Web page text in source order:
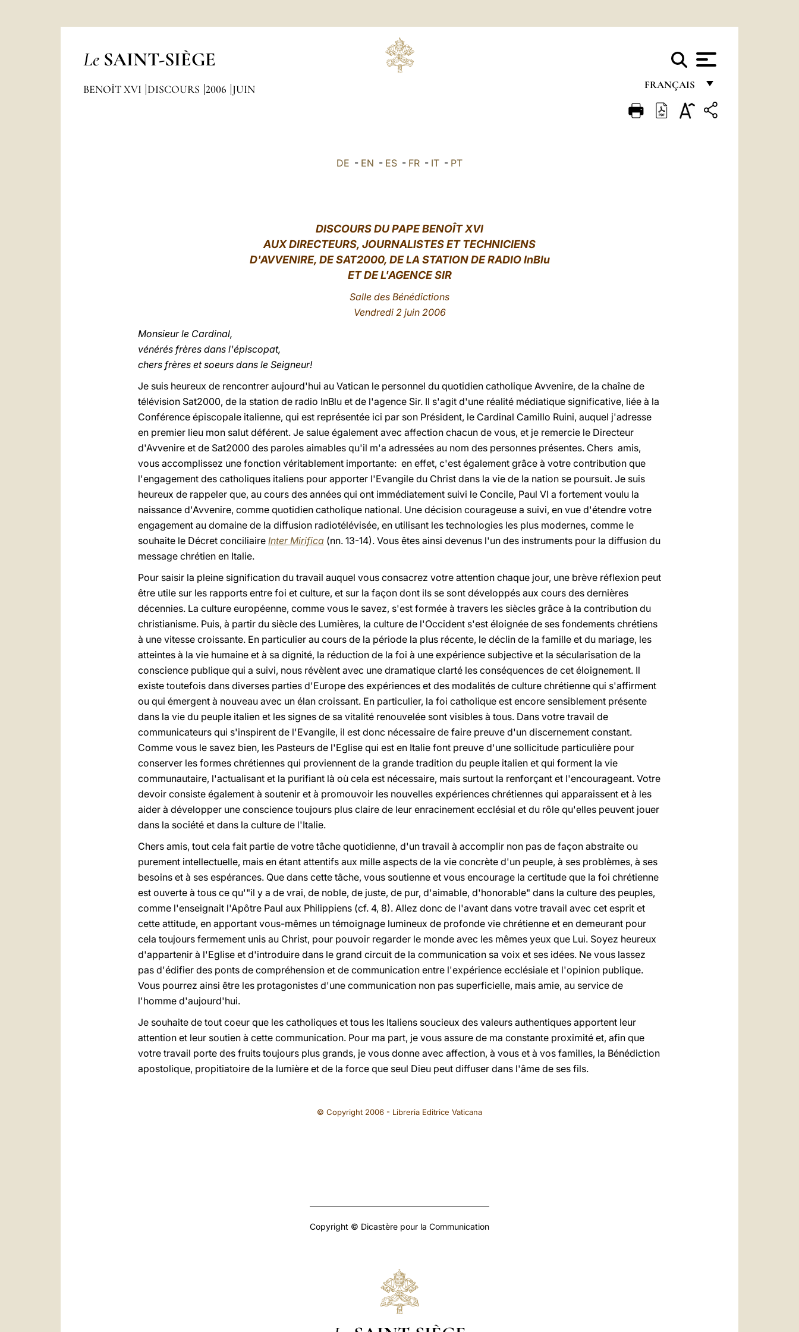
Le SAINT-SIÈGE
FRANÇAIS
FRANÇAIS
BENOÎT XVI DISCOURS 2006 JUIN
DE - EN - ES - FR - IT - PT
DISCOURS DU PAPE BENOÎT XVI
AUX DIRECTEURS, JOURNALISTES ET TECHNICIENS
D'AVVENIRE, DE SAT2000, DE LA STATION DE RADIO InBlu
ET DE L'AGENCE SIR
Salle des Bénédictions
Vendredi 2 juin 2006
Monsieur le Cardinal,
vénérés frères dans l'épiscopat,
chers frères et soeurs dans le Seigneur!
Je suis heureux de rencontrer aujourd'hui au Vatican le personnel du quotidien catholique Avvenire, de la chaîne de
télévision Sat2000, de la station de radio InBlu et de l'agence Sir. Il s'agit d'une réalité médiatique significative, liée à la
Conférence épiscopale italienne, qui est représentée ici par son Président, le Cardinal Camillo Ruini, auquel j'adresse
en premier lieu mon salut déférent. Je salue également avec affection chacun de vous, et je remercie le Directeur
d'Avvenire et de Sat2000 des paroles aimables qu'il m'a adressées au nom des personnes présentes. Chers amis,
vous accomplissez une fonction véritablement importante: en effet, c'est également grâce à votre contribution que
l'engagement des catholiques italiens pour apporter l'Evangile du Christ dans la vie de la nation se poursuit. Je suis
heureux de rappeler que, au cours des années qui ont immédiatement suivi le Concile, Paul VI a fortement voulu la
naissance d'Avvenire, comme quotidien catholique national. Une décision courageuse a suivi, en vue d'étendre votre
engagement au domaine de la diffusion radiotélévisée, en utilisant les technologies les plus modernes, comme le
souhaite le Décret conciliaire Inter Mirifica (nn. 13-14). Vous êtes ainsi devenus l'un des instruments pour la diffusion du
message chrétien en Italie.
Pour saisir la pleine signification du travail auquel vous consacrez votre attention chaque jour, une brève réflexion peut
être utile sur les rapports entre foi et culture, et sur la façon dont ils se sont développés aux cours des dernières
décennies. La culture européenne, comme vous le savez, s'est formée à travers les siècles grâce à la contribution du
christianisme. Puis, à partir du siècle des Lumières, la culture de l'Occident s'est éloignée de ses fondements chrétiens
à une vitesse croissante. En particulier au cours de la période la plus récente, le déclin de la famille et du mariage, les
atteintes à la vie humaine et à sa dignité, la réduction de la foi à une expérience subjective et la sécularisation de la
conscience publique qui a suivi, nous révèlent avec une dramatique clarté les conséquences de cet éloignement. Il
existe toutefois dans diverses parties d'Europe des expériences et des modalités de culture chrétienne qui s'affirment
ou qui émergent à nouveau avec un élan croissant. En particulier, la foi catholique est encore sensiblement présente
dans la vie du peuple italien et les signes de sa vitalité renouvelée sont visibles à tous. Dans votre travail de
communicateurs qui s'inspirent de l'Evangile, il est donc nécessaire de faire preuve d'un discernement constant.
Comme vous le savez bien, les Pasteurs de l'Eglise qui est en Italie font preuve d'une sollicitude particulière pour
conserver les formes chrétiennes qui proviennent de la grande tradition du peuple italien et qui forment la vie
communautaire, l'actualisant et la purifiant là où cela est nécessaire, mais surtout la renforçant et l'encourageant. Votre
devoir consiste également à soutenir et à promouvoir les nouvelles expériences chrétiennes qui apparaissent et à les
aider à développer une conscience toujours plus claire de leur enracinement ecclésial et du rôle qu'elles peuvent jouer
dans la société et dans la culture de l'Italie.
Chers amis, tout cela fait partie de votre tâche quotidienne, d'un travail à accomplir non pas de façon abstraite ou
purement intellectuelle, mais en étant attentifs aux mille aspects de la vie concrète d'un peuple, à ses problèmes, à ses
besoins et à ses espérances. Que dans cette tâche, vous soutienne et vous encourage la certitude que la foi chrétienne
est ouverte à tous ce qu'"il y a de vrai, de noble, de juste, de pur, d'aimable, d'honorable" dans la culture des peuples,
comme l'enseignait l'Apôtre Paul aux Philippiens (cf. 4, 8). Allez donc de l'avant dans votre travail avec cet esprit et
cette attitude, en apportant vous-mêmes un témoignage lumineux de profonde vie chrétienne et en demeurant pour
cela toujours fermement unis au Christ, pour pouvoir regarder le monde avec les mêmes yeux que Lui. Soyez heureux
d'appartenir à l'Eglise et d'introduire dans le grand circuit de la communication sa voix et ses idées. Ne vous lassez
pas d'édifier des ponts de compréhension et de communication entre l'expérience ecclésiale et l'opinion publique.
Vous pourrez ainsi être les protagonistes d'une communication non pas superficielle, mais amie, au service de
l'homme d'aujourd'hui.
Je souhaite de tout coeur que les catholiques et tous les Italiens soucieux des valeurs authentiques apportent leur
attention et leur soutien à cette communication. Pour ma part, je vous assure de ma constante proximité et, afin que
votre travail porte des fruits toujours plus grands, je vous donne avec affection, à vous et à vos familles, la Bénédiction
apostolique, propitiatoire de la lumière et de la force que seul Dieu peut diffuser dans l'âme de ses fils.
© Copyright 2006 - Libreria Editrice Vaticana
Copyright © Dicastère pour la Communication